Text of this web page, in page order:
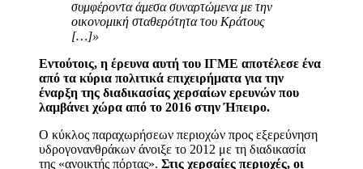
συμφέροντα άμεσα συναρτώμενα με την
οικονομική σταθερότητα του Κράτους
[…]»
Εντούτοις, η έρευνα αυτή του ΙΓΜΕ αποτέλεσε ένα
από τα κύρια πολιτικά επιχειρήματα για την
έναρξη της διαδικασίας χερσαίων ερευνών που
λαμβάνει χώρα από το 2016 στην Ήπειρο.
Ο κύκλος παραχωρήσεων περιοχών προς εξερεύνηση
υδρογονανθράκων άνοιξε το 2012 με τη διαδικασία
της «ανοικτής πόρτας». Στις χερσαίες περιοχές, οι